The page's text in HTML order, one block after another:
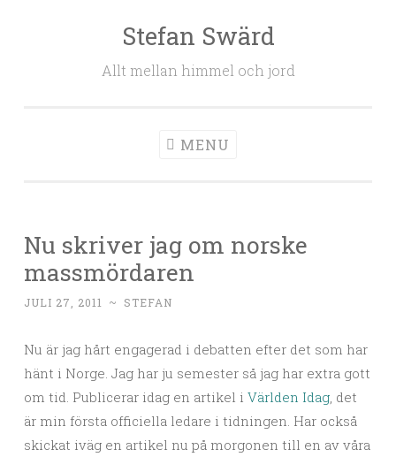
Stefan Swärd
Allt mellan himmel och jord
MENU
Nu skriver jag om norske
massmördaren
JULI 27, 2011 ~ STEFAN
Nu är jag hårt engagerad i debatten efter det som har
hänt i Norge. Jag har ju semester så jag har extra gott
om tid. Publicerar idag en artikel i Världen Idag, det
är min första officiella ledare i tidningen. Har också
skickat iväg en artikel nu på morgonen till en av våra